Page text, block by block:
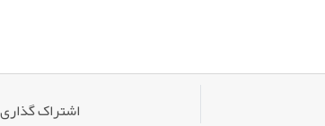
اشتراک